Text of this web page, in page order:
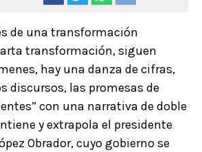
de una transformación
transformación, siguen
hay una danza de cifras,
discursos, las promesas de
con una narrativa de doble
y extrapola el presidente
Obrador, cuyo gobierno se